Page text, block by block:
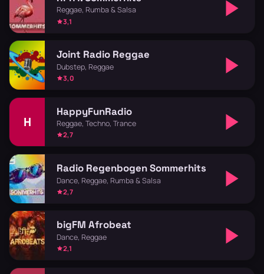
Reggae, Rumba & Salsa
3,1
Joint Radio Reggae
Dubstep, Reggae
3,0
H
HappyFunRadio
Reggae, Techno, Trance
2,7
Radio Regenbogen Sommerhits
Dance, Reggae, Rumba & Salsa
2,7
bigFM Afrobeat
Dance, Reggae
2,1